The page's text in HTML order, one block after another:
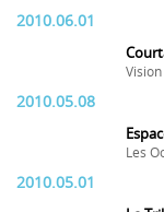
2010.06.01
2010.05.08
Les
2010.05.01